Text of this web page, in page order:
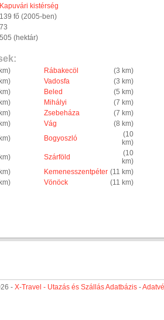
Kapuvári kistérség
139 fő (2005-ben)
73
505 (hektár)
Rábakecöl
(3 km)
Vadosfa
(3 km)
Beled
(5 km)
Mihályi
(7 km)
Zsebeháza
(7 km)
Vág
(8 km)
Bogyoszló
(10
km)
Szárföld
(10
km)
Kemenesszentpéter (11 km)
Vönöck (11 km)
- X-Travel - Utazás és Szállás Adatbázis-